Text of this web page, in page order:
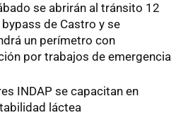
se abrirán al tránsito 12
de Castro y se
un perímetro con
por trabajos de emergencia
INDAP se capacitan en
láctea